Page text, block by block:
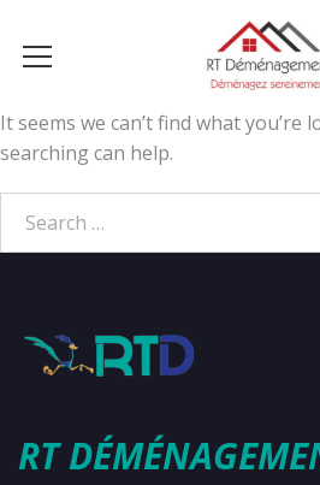
It seems we can’t find what you’re
searching can help.
RT